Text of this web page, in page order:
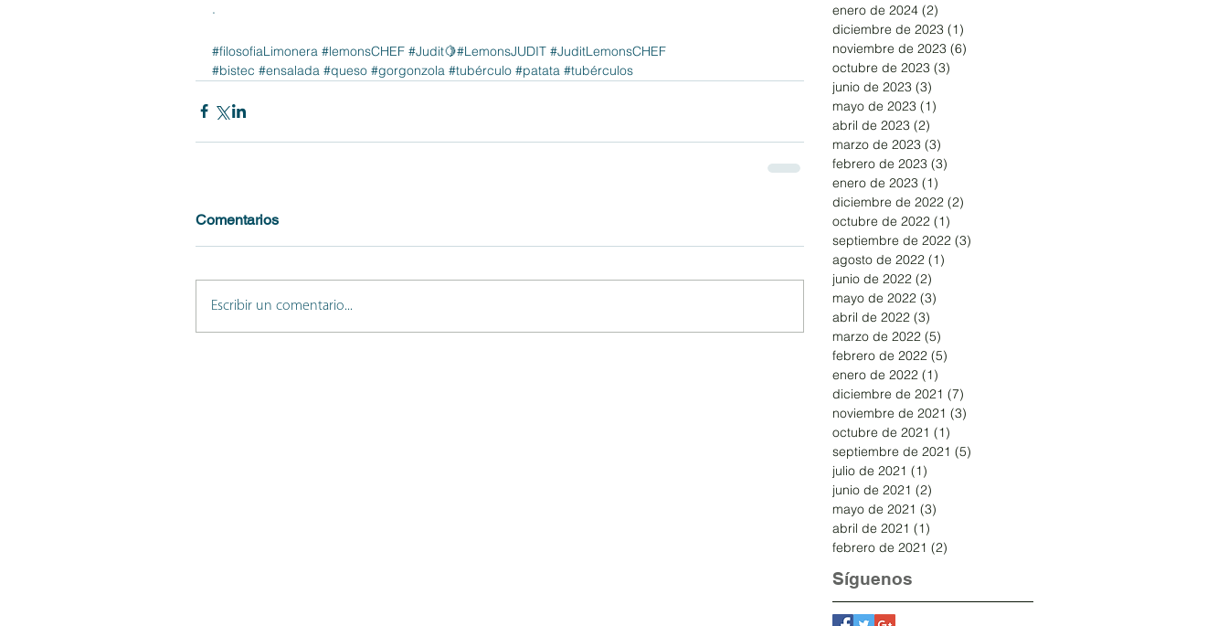
·
#filosofiaLimonera #lemonsCHEF #Judit🍋#LemonsJUDIT #JuditLemonsCHEF
#bistec #ensalada #queso #gorgonzola #tubérculo #patata #tubérculos
Comentarios
Escribir un comentario...
enero de 2024 (2)
diciembre de 2023 (1)
noviembre de 2023 (6)
octubre de 2023 (3)
junio de 2023 (3)
mayo de 2023 (1)
abril de 2023 (2)
marzo de 2023 (3)
febrero de 2023 (3)
enero de 2023 (1)
diciembre de 2022 (2)
octubre de 2022 (1)
septiembre de 2022 (3)
agosto de 2022 (1)
junio de 2022 (2)
mayo de 2022 (3)
abril de 2022 (3)
marzo de 2022 (5)
febrero de 2022 (5)
enero de 2022 (1)
diciembre de 2021 (7)
noviembre de 2021 (3)
octubre de 2021 (1)
septiembre de 2021 (5)
julio de 2021 (1)
junio de 2021 (2)
mayo de 2021 (3)
abril de 2021 (1)
febrero de 2021 (2)
Síguenos